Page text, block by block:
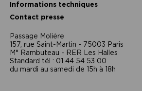
Informations techniques
Contact presse
Passage Moliėre
157, rue Saint-Martin - 75003 Paris
M° Rambuteau - RER Les Halles
Standard tél : 01 44 54 53 00
du mardi au samedi de 15h à 18h